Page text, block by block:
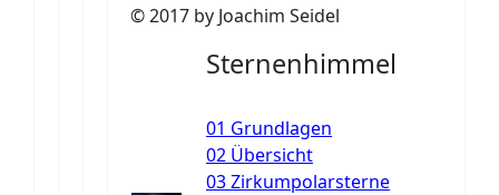
© 2017 by Joachim Seidel
Sternenhimmel
01 Grundlagen
02 Übersicht
03 Zirkumpolarsterne